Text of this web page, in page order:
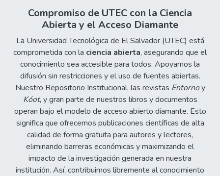
Compromiso de UTEC con la Ciencia
Abierta y el Acceso Diamante
La Universidad Tecnológica de El Salvador (UTEC) está
comprometida con la ciencia abierta, asegurando que el
conocimiento sea accesible para todos. Apoyamos la
difusión sin restricciones y el uso de fuentes abiertas.
Nuestro Repositorio Institucional, las revistas Entornoy
Kóot, y gran parte de nuestros libros y documentos
operan bajo el modelo de acceso abierto diamante. Esto
significa que ofrecemos publicaciones científicas de alta
calidad de forma gratuita para autores y lectores,
eliminando barreras económicas y maximizando el
impacto de la investigación generada en nuestra
institución. Así, contribuimos libremente al conocimiento